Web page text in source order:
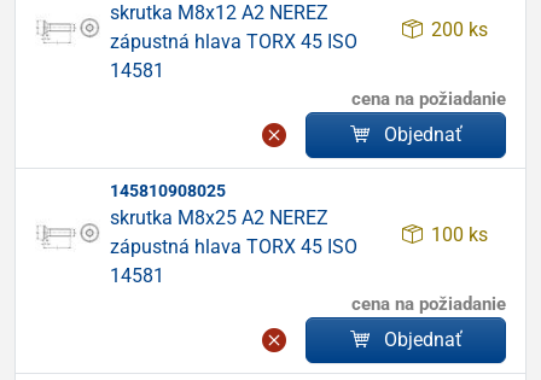
skrutka M8x12 A2 NEREZ
zápustná hlava TORX 45 ISO
14581
200 ks
cena na požiadanie
Objednať
145810908025
skrutka M8x25 A2 NEREZ
zápustná hlava TORX 45 ISO
14581
100 ks
cena na požiadanie
Objednať